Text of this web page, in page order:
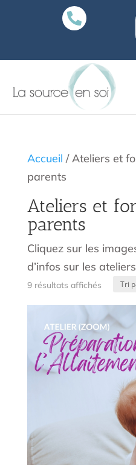

Accueil / Ateliers et
parents
Ateliers et
parents
Cliquez sur les
d’infos sur les
9 résultats affichés